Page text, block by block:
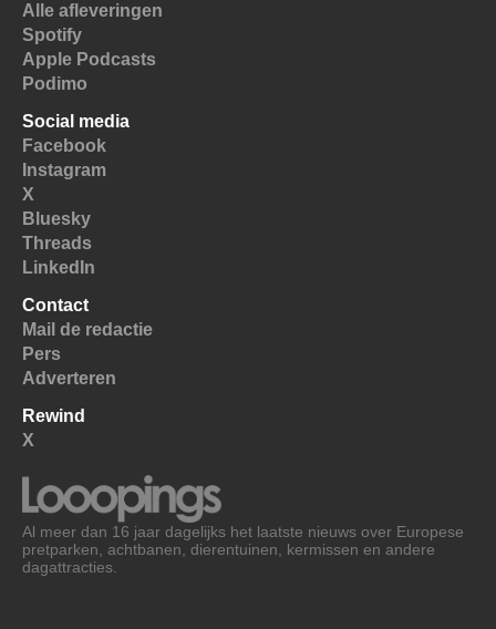
Alle afleveringen
Spotify
Apple Podcasts
Podimo
Social media
Facebook
Instagram
X
Bluesky
Threads
LinkedIn
Contact
Mail de redactie
Pers
Adverteren
Rewind
X
Al meer dan 16 jaar dagelijks het laatste nieuws over Europese
pretparken, achtbanen, dierentuinen, kermissen en andere
dagattracties.